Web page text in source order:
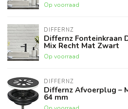
Op voorraad
DIFFERNZ
Differnz Fonteinkraan
Mix Recht Mat Zwart
Op voorraad
DIFFERNZ
Differnz Afvoerplug –
64 mm